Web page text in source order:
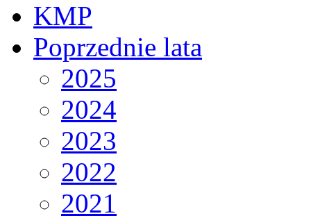
KMP
Poprzednie lata
2025
2024
2023
2022
2021